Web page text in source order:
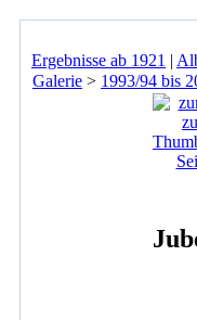
Ergebnisse ab 1921 |
Galerie > 1993/94 bis